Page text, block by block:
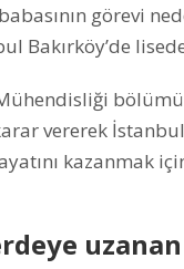
görevi
Bakırköy’de
vererek
kazanmak